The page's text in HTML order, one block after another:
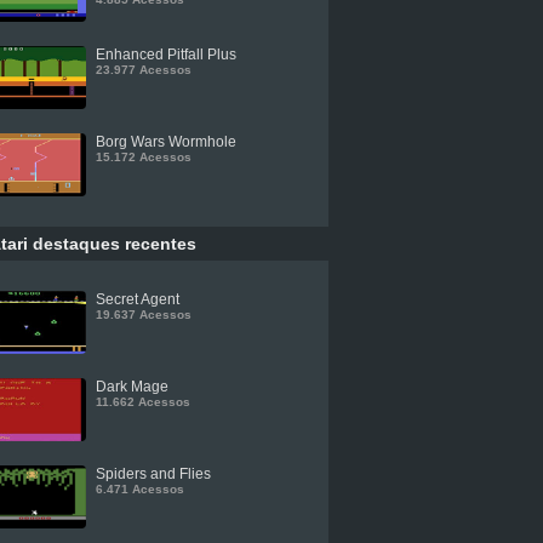
Enhanced Pitfall Plus
23.977 Acessos
Borg Wars Wormhole
15.172 Acessos
destaques recentes
Secret Agent
19.637 Acessos
Dark Mage
11.662 Acessos
Spiders and Flies
6.471 Acessos